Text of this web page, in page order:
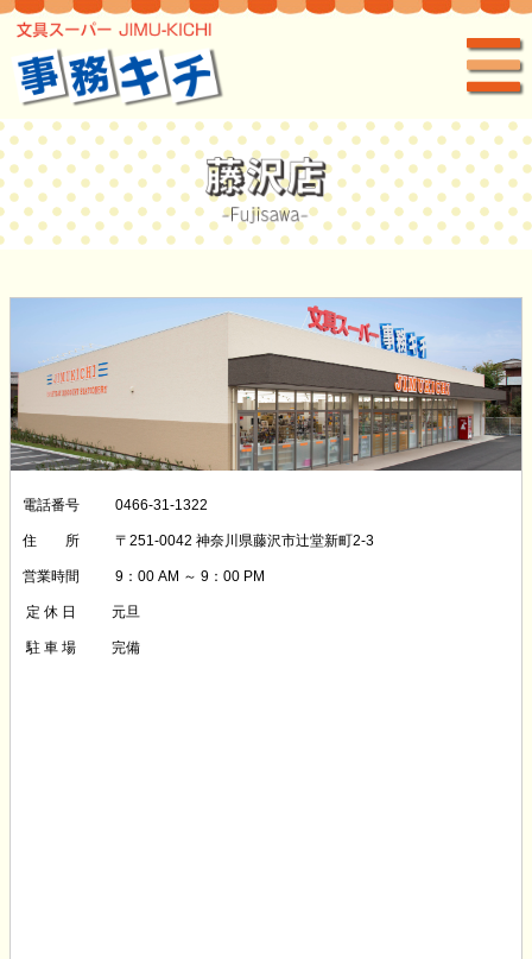
電話番号 0466-31-1322
住 所 〒251-0042 神奈川県藤沢市辻堂新町2-3
営業時間 9：00 AM ～ 9：00 PM
定 休 日 元旦
駐 車 場 完備